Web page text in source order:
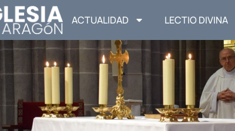
ACTUALIDAD LECTIO DIVINA